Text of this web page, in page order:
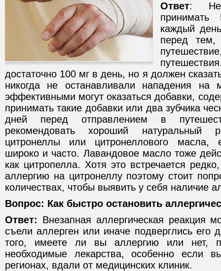
Ответ:
каждый
перед тем,
достаточно 100 мг в день, но я должен
никогда не останавливали нападения на
эффективными могут оказаться добавки,
принимать такие добавки или два зубчика
дней перед отправлением в
рекомендовать хороший натуральный
цитронеллы или цитронеллового масла,
широко и часто. Лавандовое масло тоже
как цитропелла. Хотя это встречается
аллергию на цитронеллу поэтому стоит
количествах, чтобы выявить у себя наличие
Вопрос: Как быстро остановить
Ответ: Внезапная аллергическая реакция
съели аллерген или иначе подверглись его
того, имеете ли вы аллергию или нет,
необходимые лекарства, особенно если
регионах, вдали от медицинских клиник.